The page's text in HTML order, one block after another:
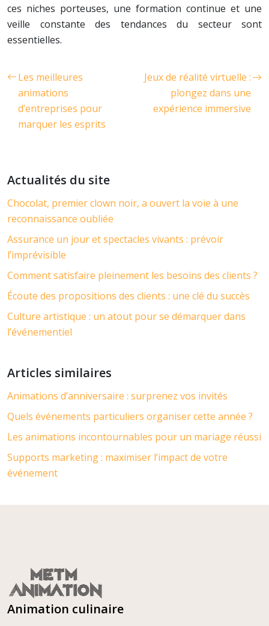
ces niches porteuses, une formation continue et une
veille constante des tendances du secteur sont
essentielles.
Les meilleures
animations
d’entreprises pour
marquer les esprits
Jeux de réalité virtuelle :
plongez dans une
expérience immersive
Actualités du site
Chocolat, premier clown noir, a ouvert la voie à une
reconnaissance oubliée
Assurance un jour et spectacles vivants : prévoir
l’imprévisible
Comment satisfaire pleinement les besoins des clients ?
Écoute des propositions des clients : une clé du succès
Culture artistique : un atout pour se démarquer dans
l’événementiel
Articles similaires
Animations d’anniversaire : surprenez vos invités
Quels événements particuliers organiser cette année ?
Les animations incontournables pour un mariage réussi
Supports marketing : maximiser l’impact de votre
événement
Animation culinaire